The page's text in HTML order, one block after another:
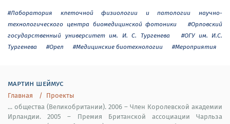
#Лаборатория клеточной физиологии и патологии научно-
технологического центра биомедицинской фотоники
#Орловский
государственный университет им. И. С. Тургенева
#ОГУ им. И.С.
Тургенева
#Орел #Медицинские биотехнологии #Мероприятия
мартин шеймус
Главная
Проекты
... общества (Великобритании). 2006 – Член Королевской академии
Ирландии. 2005 – Премия Британской ассоциации Чарльза